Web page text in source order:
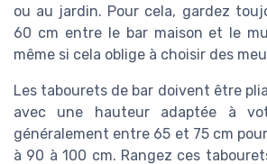
ou au jardin. Pour cela, gardez
60 cm entre le bar maison et le
même si cela oblige à choisir des
Les tabourets de bar doivent être
avec une hauteur adaptée à
généralement entre 65 et 75 cm
à 90 à 100 cm. Rangez ces